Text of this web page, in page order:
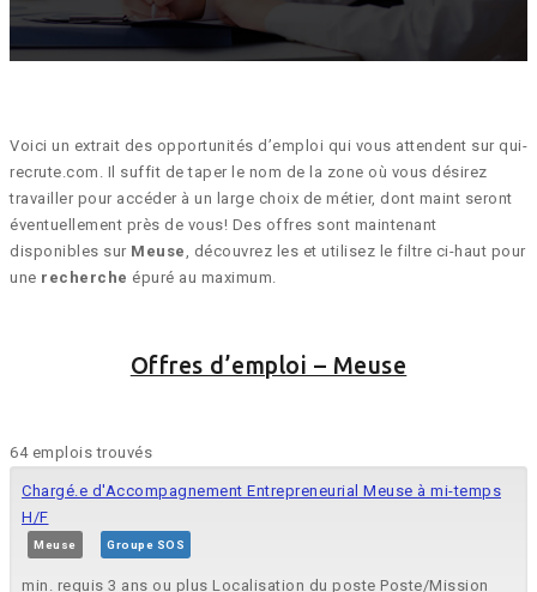
Voici un extrait des opportunités d’emploi qui vous attendent sur qui-
recrute.com. Il suffit de taper le nom de la zone où vous désirez
travailler pour accéder à un large choix de métier, dont maint seront
éventuellement près de vous! Des offres sont maintenant
disponibles sur Meuse, découvrez les et utilisez le filtre ci-haut pour
une recherche épuré au maximum.
Offres d’emploi – Meuse
64 emplois trouvés
Chargé.e d'Accompagnement Entrepreneurial Meuse à mi-temps
H/F
Meuse Groupe SOS
min. requis 3 ans ou plus Localisation du poste Poste/Mission